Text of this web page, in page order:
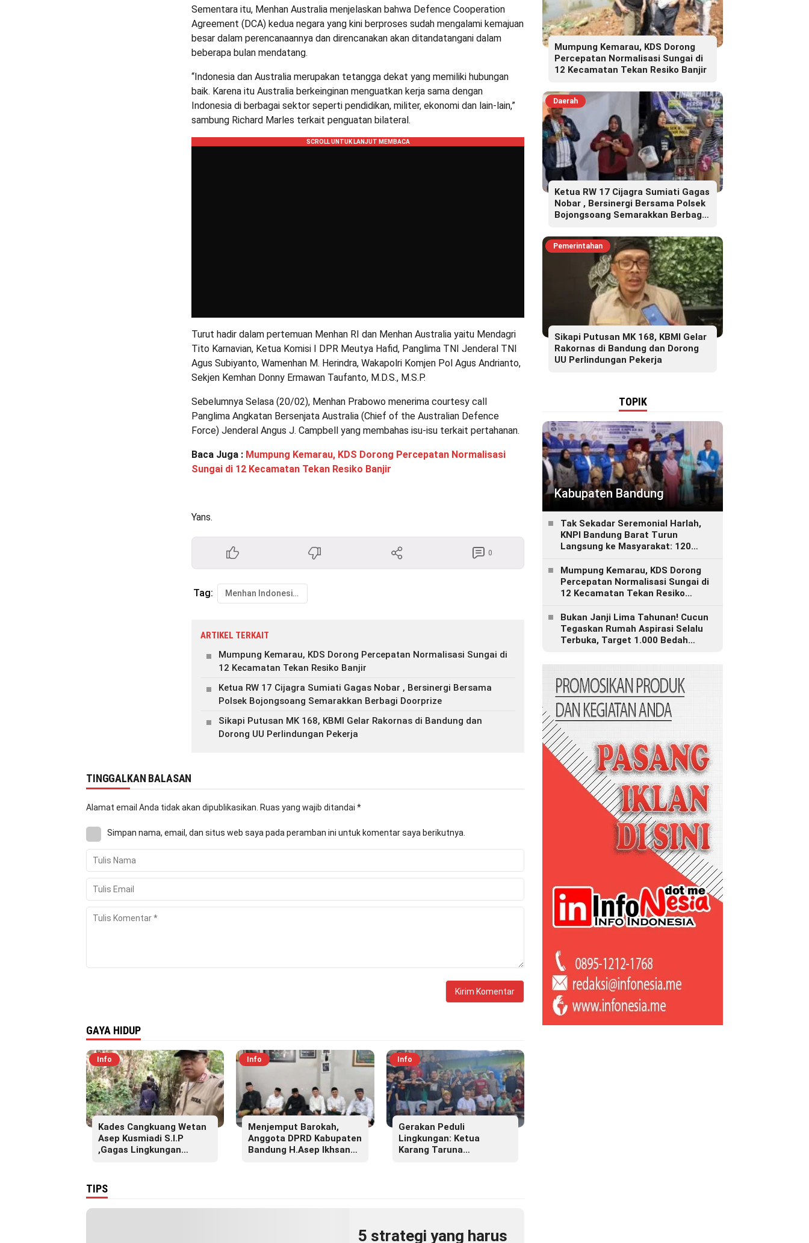
Sementara itu, Menhan Australia menjelaskan bahwa Defence Cooperation
Agreement (DCA) kedua negara yang kini berproses sudah mengalami kemajuan
besar dalam perencanaannya dan direncanakan akan ditandatangani dalam
beberapa bulan mendatang.
“Indonesia dan Australia merupakan tetangga dekat yang memiliki hubungan
baik. Karena itu Australia berkeinginan menguatkan kerja sama dengan
Indonesia di berbagai sektor seperti pendidikan, militer, ekonomi dan lain-lain,”
sambung Richard Marles terkait penguatan bilateral.
Turut hadir dalam pertemuan Menhan RI dan Menhan Australia yaitu Mendagri
Tito Karnavian, Ketua Komisi I DPR Meutya Hafid, Panglima TNI Jenderal TNI
Agus Subiyanto, Wamenhan M. Herindra, Wakapolri Komjen Pol Agus Andrianto,
Sekjen Kemhan Donny Ermawan Taufanto, M.D.S., M.S.P.
Sebelumnya Selasa (20/02), Menhan Prabowo menerima courtesy call
Panglima Angkatan Bersenjata Australia (Chief of the Australian Defence
Force) Jenderal Angus J. Campbell yang membahas isu-isu terkait pertahanan.
Baca Juga : Mumpung Kemarau, KDS Dorong Percepatan Normalisasi
Sungai di 12 Kecamatan Tekan Resiko Banjir
Yans.
0
Tag: Menhan Indonesia Terima Kunjungan Kehormatan Menhan Australia
ARTIKEL TERKAIT
Mumpung Kemarau, KDS Dorong Percepatan Normalisasi Sungai di
12 Kecamatan Tekan Resiko Banjir
Ketua RW 17 Cijagra Sumiati Gagas Nobar , Bersinergi Bersama
Polsek Bojongsoang Semarakkan Berbagi Doorprize
Sikapi Putusan MK 168, KBMI Gelar Rakornas di Bandung dan
Dorong UU Perlindungan Pekerja
TINGGALKAN BALASAN
Alamat email Anda tidak akan dipublikasikan. Ruas yang wajib ditandai *
Simpan nama, email, dan situs web saya pada peramban ini untuk komentar saya berikutnya.
GAYA HIDUP
Info
Kades Cangkuang Wetan
Asep Kusmiadi S.I.P
,Gagas Lingkungan
Info
Menjemput Barokah,
Anggota DPRD Kabupaten
Bandung H.Asep Ikhsan
Info
Gerakan Peduli
Lingkungan: Ketua
Karang Taruna
TIPS
5 strategi yang harus
Mumpung Kemarau, KDS Dorong
Percepatan Normalisasi Sungai di
12 Kecamatan Tekan Resiko Banjir
Daerah
Ketua RW 17 Cijagra Sumiati Gagas
Nobar , Bersinergi Bersama Polsek
Bojongsoang Semarakkan Berbagi
Pemerintahan
Sikapi Putusan MK 168, KBMI Gelar
Rakornas di Bandung dan Dorong
UU Perlindungan Pekerja
TOPIK
Kabupaten Bandung
Tak Sekadar Seremonial Harlah,
KNPI Bandung Barat Turun
Langsung ke Masyarakat: 120
Disabilitas hingga Layanan
Kesehatan Gratis
Mumpung Kemarau, KDS Dorong
Percepatan Normalisasi Sungai di
12 Kecamatan Tekan Resiko
Bukan Janji Lima Tahunan! Cucun
Tegaskan Rumah Aspirasi Selalu
Terbuka, Target 1.000 Bedah